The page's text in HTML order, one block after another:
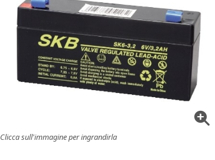
Clicca sull'immagine per ingrandirla